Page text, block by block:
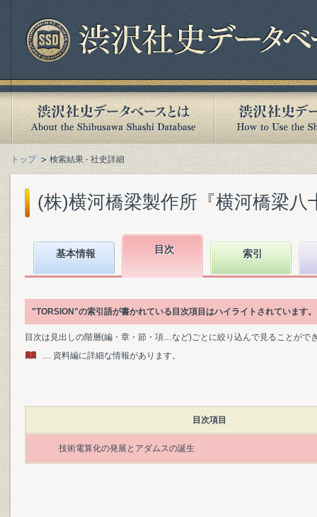
トップ 検索結果 - 社史詳細
(株)横河橋梁製作所『横河橋梁八
基本情報 目次 索引
"TORSION"の索引語が書かれている目次項目はハイライトされています。
目次は見出しの階層(編・章・節・項…など)ごとに絞り込んで見ることがで
… 資料編に詳細な情報があります。
目次項目
技術電算化の発展とアダムスの誕生